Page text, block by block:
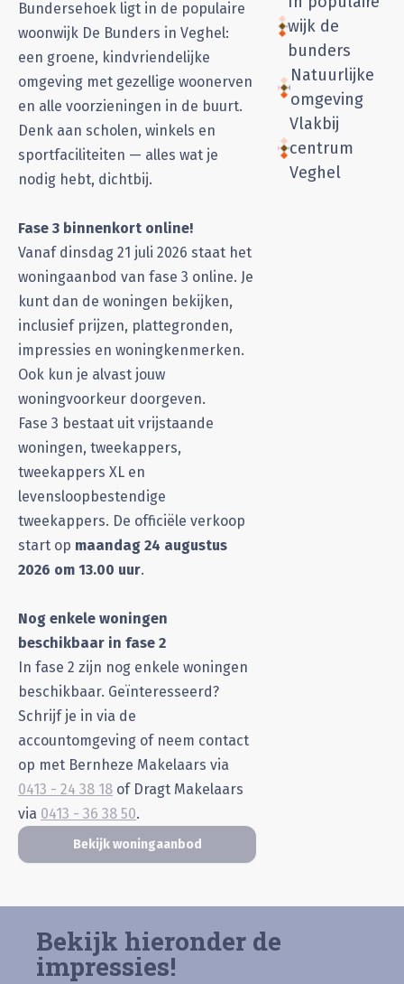
Bundersehoek ligt in de populaire
woonwijk De Bunders in Veghel:
een groene, kindvriendelijke
omgeving met gezellige woonerven
en alle voorzieningen in de buurt.
Denk aan scholen, winkels en
sportfaciliteiten — alles wat je
nodig hebt, dichtbij.
Fase 3 binnenkort online!
Vanaf dinsdag 21 juli 2026 staat het
woningaanbod van fase 3 online. Je
kunt dan de woningen bekijken,
inclusief prijzen, plattegronden,
impressies en woningkenmerken.
Ook kun je alvast jouw
woningvoorkeur doorgeven.
Fase 3 bestaat uit vrijstaande
woningen, tweekappers,
tweekappers XL en
levensloopbestendige
tweekappers. De officiële verkoop
start op maandag 24 augustus
2026 om 13.00 uur.
Nog enkele woningen
beschikbaar in fase 2
In fase 2 zijn nog enkele woningen
beschikbaar. Geïnteresseerd?
Schrijf je in via de
accountomgeving of neem contact
op met Bernheze Makelaars via
0413 - 24 38 18 of Dragt Makelaars
via 0413 - 36 38 50.
Bekijk woningaanbod
wijk de
bunders
Natuurlijke
omgeving
Vlakbij
centrum
Veghel
Bekijk hieronder de
impressies!